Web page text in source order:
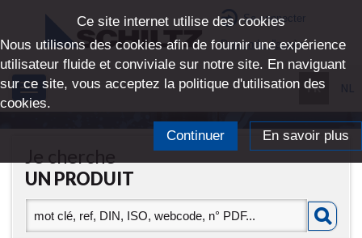
Se connecter
Demande d'accès
Toggle
navigation
FR NL
UN PRODUIT
Ce site internet utilise des cookies
Nous utilisons des cookies afin de fournir une expérience
utilisateur fluide et conviviale sur notre site. En naviguant
sur ce site, vous acceptez la politique d'utilisation des
cookies.
Continuer En savoir plus